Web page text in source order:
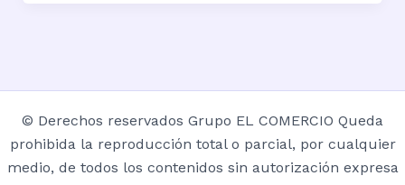
© Derechos reservados Grupo EL COMERCIO Queda
prohibida la reproducción total o parcial, por cualquier
medio, de todos los contenidos sin autorización expresa